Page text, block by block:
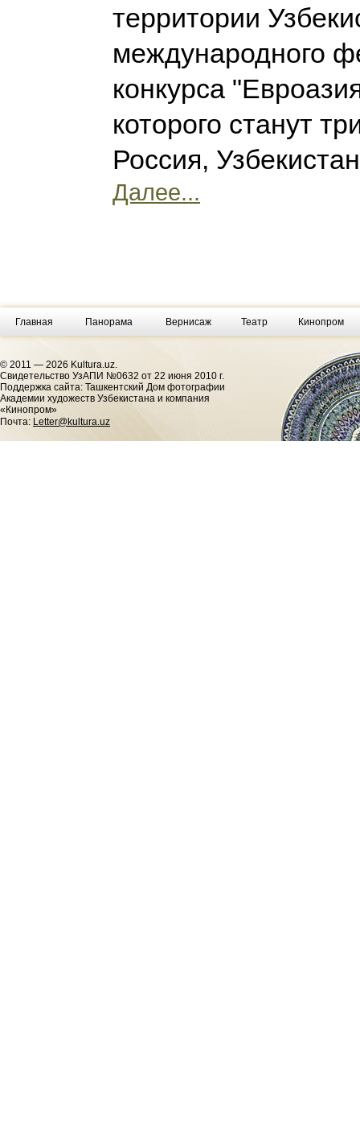
территории
международного
конкурса
которого станут
Россия,
Далее...
Главная Панорама Вернисаж Театр Кинопром
© 2011 — 2026 Kultura.uz.
Cвидетельство УзАПИ №0632 от 22 июня 2010 г.
Поддержка сайта: Ташкентский Дом фотографии
Академии художеств Узбекистана и компания
«Кинопром»
Почта: Letter@kultura.uz